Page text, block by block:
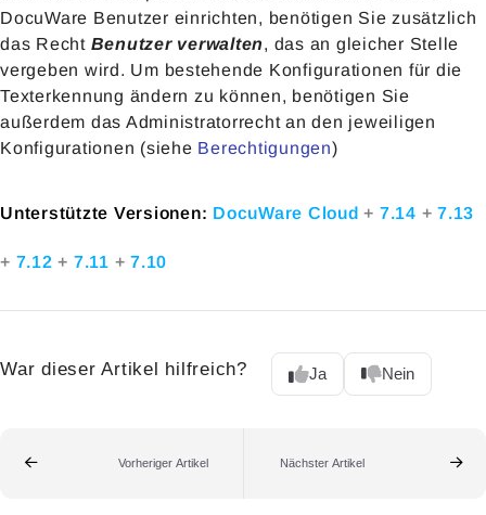
DocuWare Benutzer einrichten, benötigen Sie zusätzlich
das Recht Benutzer verwalten, das an gleicher Stelle
vergeben wird. Um bestehende Konfigurationen für die
Texterkennung ändern zu können, benötigen Sie
außerdem das Administratorrecht an den jeweiligen
Konfigurationen (siehe Berechtigungen)
Unterstützte Versionen: DocuWare Cloud+ 7.14 + 7.13
+ 7.12+ 7.11 + 7.10
War dieser Artikel hilfreich? Ja Nein
Vorheriger Artikel Nächster Artikel